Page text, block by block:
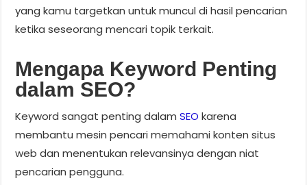
yang kamu targetkan untuk muncul di hasil pencarian
ketika seseorang mencari topik terkait.
Mengapa Keyword Penting
dalam SEO?
Keyword sangat penting dalamSEO karena
membantu mesin pencari memahami konten situs
web dan menentukan relevansinya dengan niat
pencarian pengguna.